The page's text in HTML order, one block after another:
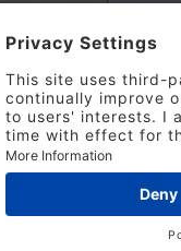
KURZ
Netz an
individuelle